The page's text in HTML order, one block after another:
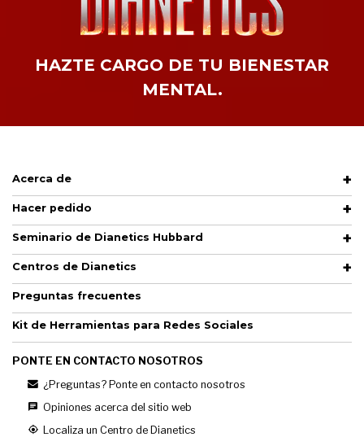
HAZTE CARGO DE TU BIENESTAR
MENTAL.
Acerca de
Hacer pedido
Seminario de Dianetics Hubbard
Centros de Dianetics
Preguntas frecuentes
Kit de Herramientas para Redes Sociales
PONTE EN CONTACTO NOSOTROS
¿Preguntas? Ponte en contacto nosotros
Opiniones acerca del sitio web
Localiza un Centro de Dianetics